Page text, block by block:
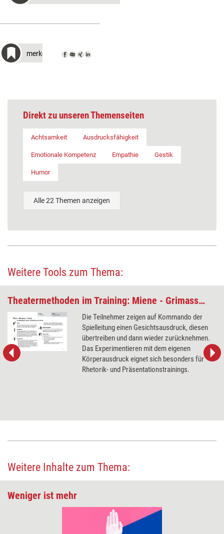
merken
Direkt zu unseren Themenseiten
Achtsamkeit Ausdrucksfähigkeit
Emotionale Kompetenz Empathie Gestik
Humor
Alle 22 Themen anzeigen
Weitere Tools zum Thema:
Theatermethoden im Training: Miene - Grimasse - Miene
Die Teilnehmer zeigen auf Kommando der
Spielleitung einen Gesichtsausdruck, diesen
übertreiben und dann wieder zurücknehmen.
Das Experimentieren mit dem eigenen
Körperausdruck eignet sich besonders für
Rhetorik- und Präsentationstrainings.
Weitere Inhalte zum Thema:
Weniger ist mehr